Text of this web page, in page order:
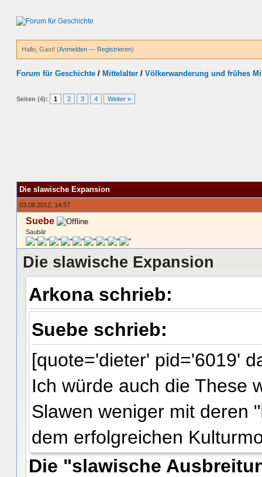
Hallo, Gast! (Anmelden — Registrieren)
Forum für Geschichte / Mittelalter / Völkerwanderung und frühes
Seiten (4): 1 2 3 4 Weiter »
Die slawische Expansion
03.08.2012, 14:57
Suebe
Saubär
Die slawische Expansion
Arkona schrieb:
Suebe schrieb:
[quote='dieter' pid='6019'
Ich würde auch die These
Slawen weniger mit deren
dem erfolgreichen
Die "slawische